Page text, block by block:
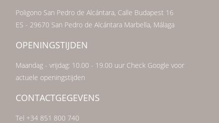
Poligono San Pedro de Alcántara, Calle Budapest 16
ES - 29670 San Pedro de Alcántara Marbella, Málaga
OPENINGSTIJDEN
Maandag - vrijdag: 10.00 - 19.00 uur Check Google voor
actuele openingstijden
CONTACTGEGEVENS
Tel +34 851 800 740